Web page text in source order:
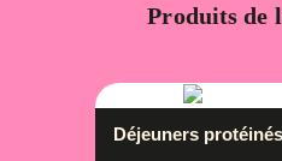
Produits de
Déjeuners protéinés